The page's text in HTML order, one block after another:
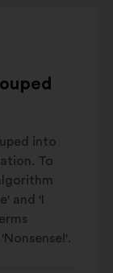
into
To
and 'I